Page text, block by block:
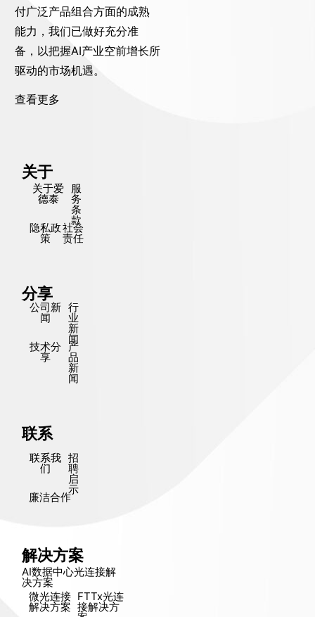
付广泛产品组合方面的成熟
能力，我们已做好充分准
备，以把握AI产业空前增长所
驱动的市场机遇。
查看更多
关于
关于爱
德泰
服
务
条
款
隐私政
策
社会
责任
分享
公司新
闻
行
业
新
闻
技术分
享
产
品
新
闻
联系
联系我
们
招
聘
启
示
廉洁合作
解决方案
AI数据中心光连接解
决方​​案
微光连接
解决方​​案
FTTx光连
接解决方​​